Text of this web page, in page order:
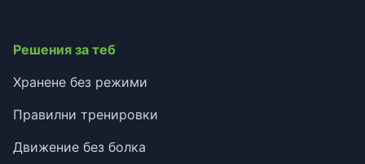
Решения за теб
Хранене без режими
Правилни тренировки
Движение без болка